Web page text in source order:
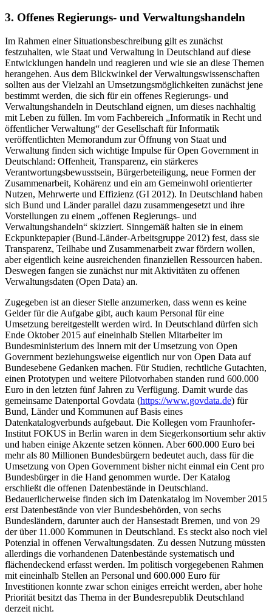
3. Offenes Regierungs- und Verwaltungshandeln
Im Rahmen einer Situationsbeschreibung gilt es zunächst
festzuhalten, wie Staat und Verwaltung in Deutschland auf diese
Entwicklungen handeln und reagieren und wie sie an diese Themen
herangehen. Aus dem Blickwinkel der Verwaltungswissenschaften
sollten aus der Vielzahl an Umsetzungsmöglichkeiten zunächst jene
bestimmt werden, die sich für ein offenes Regierungs- und
Verwaltungshandeln in Deutschland eignen, um dieses nachhaltig
mit Leben zu füllen. Im vom Fachbereich „Informatik in Recht und
öffentlicher Verwaltung“ der Gesellschaft für Informatik
veröffentlichten Memorandum zur Öffnung von Staat und
Verwaltung finden sich wichtige Impulse für Open Government in
Deutschland: Offenheit, Transparenz, ein stärkeres
Verantwortungsbewusstsein, Bürgerbeteiligung, neue Formen der
Zusammenarbeit, Kohärenz und ein am Gemeinwohl orientierter
Nutzen, Mehrwerte und Effizienz (GI 2012). In Deutschland haben
sich Bund und Länder parallel dazu zusammengesetzt und ihre
Vorstellungen zu einem „offenen Regierungs- und
Verwaltungshandeln“ skizziert. Sinngemäß halten sie in einem
Eckpunktepapier (Bund-Länder-Arbeitsgruppe 2012) fest, dass sie
Transparenz, Teilhabe und Zusammenarbeit zwar fördern wollen,
aber eigentlich keine ausreichenden finanziellen Ressourcen haben.
Deswegen fangen sie zunächst nur mit Aktivitäten zu offenen
Verwaltungsdaten (Open Data) an.
Zugegeben ist an dieser Stelle anzumerken, dass wenn es keine
Gelder für die Aufgabe gibt, auch kaum Personal für eine
Umsetzung bereitgestellt werden wird. In Deutschland dürfen sich
Ende Oktober 2015 auf eineinhalb Stellen Mitarbeiter im
Bundesministerium des Innern mit der Umsetzung von Open
Government beziehungsweise eigentlich nur von Open Data auf
Bundesebene Gedanken machen. Für Studien, rechtliche Gutachten,
einen Prototypen und weitere Pilotvorhaben standen rund 600.000
Euro in den letzten fünf Jahren zu Verfügung. Damit wurde das
gemeinsame Datenportal Govdata (https://www.govdata.de) für
Bund, Länder und Kommunen auf Basis eines
Datenkatalogverbunds aufgebaut. Die Kollegen vom Fraunhofer-
Institut FOKUS in Berlin waren in dem Siegerkonsortium sehr aktiv
und haben einige Akzente setzen können. Aber 600.000 Euro bei
mehr als 80 Millionen Bundesbürgern bedeutet auch, dass für die
Umsetzung von Open Government bisher nicht einmal ein Cent pro
Bundesbürger in die Hand genommen wurde. Der Katalog
erschließt die offenen Datenbestände in Deutschland.
Bedauerlicherweise finden sich im Datenkatalog im November 2015
erst Datenbestände von vier Bundesbehörden, von sechs
Bundesländern, darunter auch der Hansestadt Bremen, und von 29
der über 11.000 Kommunen in Deutschland. Es steckt also noch viel
Potenzial in offenen Verwaltungsdaten. Zu dessen Nutzung müssten
allerdings die vorhandenen Datenbestände systematisch und
flächendeckend erfasst werden. Im politisch vorgegebenen Rahmen
mit eineinhalb Stellen an Personal und 600.000 Euro für
Investitionen konnte zwar schon einiges erreicht werden, aber hohe
Priorität besitzt das Thema in der Bundesrepublik Deutschland
derzeit nicht.